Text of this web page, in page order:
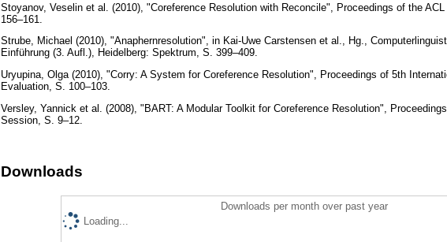
Stoyanov, Veselin et al. (2010), "Coreference Resolution with Reconcile", Proceedings of the
156–161.
Strube, Michael (2010), "Anaphernresolution", in Kai-Uwe Carstensen et al., Hg.,
Einführung (3. Aufl.), Heidelberg: Spektrum, S. 399–409.
Uryupina, Olga (2010), "Corry: A System for Coreference Resolution", Proceedings of 5th
Evaluation, S. 100–103.
Versley, Yannick et al. (2008), "BART: A Modular Toolkit for Coreference Resolution",
Session, S. 9–12.
Downloads
Downloads per month over past year
Loading...